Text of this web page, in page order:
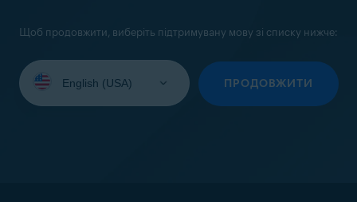
Щоб продовжити, виберіть підтримувану мову зі списку нижче:
your
ПРОДОВЖИТИ